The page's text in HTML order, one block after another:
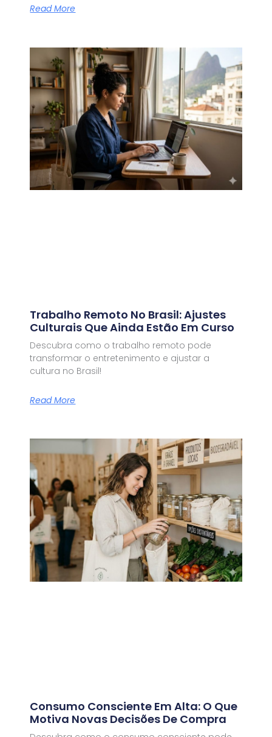
Read More
Trabalho Remoto No Brasil: Ajustes
Culturais Que Ainda Estão Em Curso
Descubra como o trabalho remoto pode
transformar o entretenimento e ajustar a
cultura no Brasil!
Read More
Consumo Consciente Em Alta: O Que
Motiva Novas Decisões De Compra